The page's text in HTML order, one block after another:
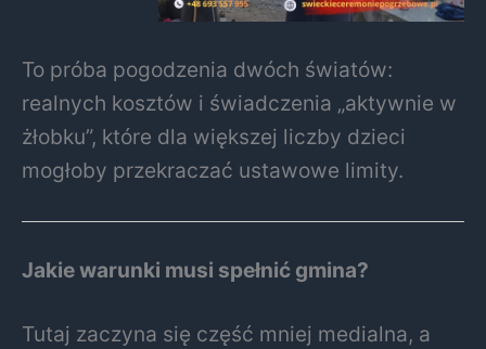
To próba pogodzenia dwóch światów:
realnych kosztów i świadczenia „aktywnie w
żłobku”, które dla większej liczby dzieci
mogłoby przekraczać ustawowe limity.
Jakie warunki musi spełnić gmina?
Tutaj zaczyna się część mniej medialna, a